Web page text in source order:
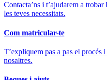
Contacta’ns i t’ajudarem a
les teves necessitats.
Com matricular-te
T’expliquem pas a pas el procés
nosaltres.